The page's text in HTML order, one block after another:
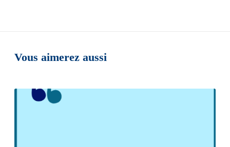
Vous aimerez aussi